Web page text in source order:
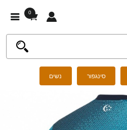
0
סינגפור נשים